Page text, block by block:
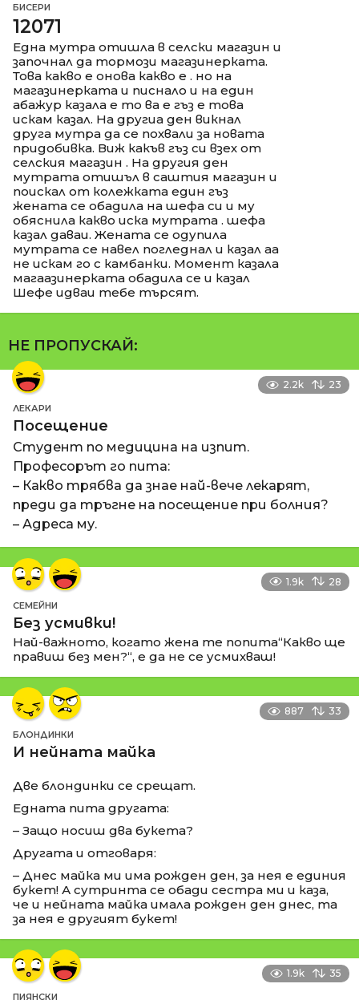
БИСЕРИ
12071
Една мутра отишла в селски магазин и
започнал да тормози магазинерката.
Това какво е онова какво е . но на
магазинерката и писнало и на един
абажур казала е то ва е гъз е това
искам казал. На другиа ден викнал
друга мутра да се похвали за новата
придобивка. Виж какъв гъз си взех от
селския магазин . На другия ден
мутрата отишъл в саштия магазин и
поискал от колежката един гъз
жената се обадила на шефа си и му
обяснила какво иска мутрата . шефа
казал даваи. Жената се одупила
мутрата се навел погледнал и казал аа
не искам го с камбанки. Момент казала
магаазинерката обадила се и казал
Шефе идваи тебе търсят.
НЕ ПРОПУСКАЙ:
2.2k 23
ЛЕКАРИ
Посещение
Студент по медицина на изпит.
Професорът го пита:
– Какво трябва да знае най-вече лекарят,
преди да тръгне на посещение при болния?
– Адреса му.
1.9k 28
СЕМЕЙНИ
Без усмивки!
Най-важното, когато жена те попита“Какво ще
правиш без мен?“, е да не се усмихваш!
887 33
БЛОНДИНКИ
И нейната майка
Две блондинки се срещат.
Едната пита другата:
– Защо носиш два букета?
Другата и отговаря:
– Днес майка ми има рожден ден, за нея е единия
букет! А сутринта се обади сестра ми и каза,
че и нейната майка имала рожден ден днес, та
за нея е другият букет!
1.9k 35
ПИЯНСКИ